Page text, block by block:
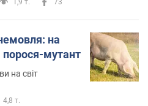
1,9 т. 73
на
порося-мутант
на світ
4,8 т.